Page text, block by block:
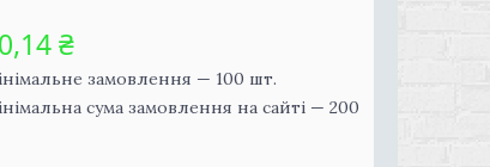
₴
замовлення — 100 шт.
сума замовлення на сайті — 200